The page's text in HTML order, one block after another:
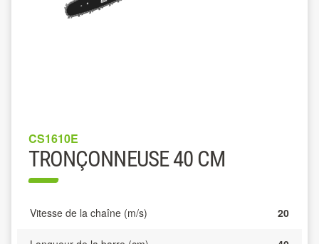
CS1610E
TRONÇONNEUSE 40 CM
Vitesse de la chaîne (m/s) 20